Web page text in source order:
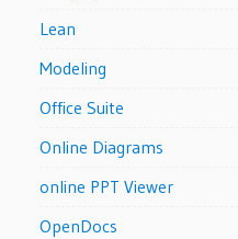
Lean
Modeling
Office Suite
Online Diagrams
online PPT Viewer
OpenDocs